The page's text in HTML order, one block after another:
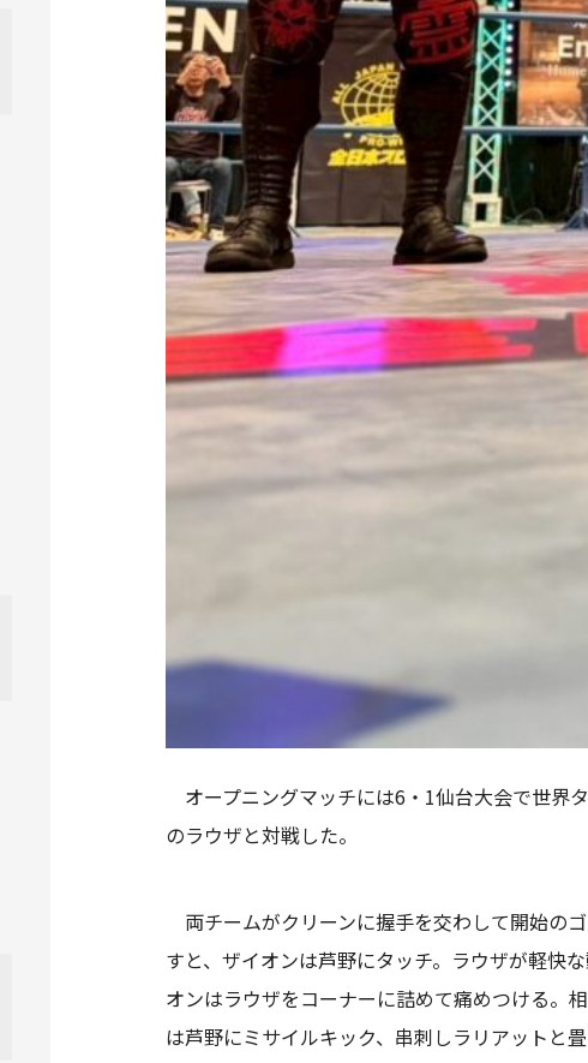
オープニングマッチには6・1仙台大会で世界
のラウザと対戦した。
両チームがクリーンに握手を交わして開始の
すと、ザイオンは芦野にタッチ。ラウザが軽快
オンはラウザをコーナーに詰めて痛めつける。
は芦野にミサイルキック、串刺しラリアットと